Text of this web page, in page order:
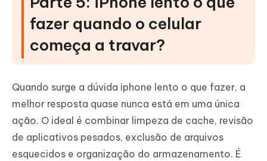
fazer quando o celular
começa a travar?
Quando surge a dúvida iphone lento o que fazer, a
melhor resposta quase nunca está em uma única
ação. O ideal é combinar limpeza de cache, revisão
de aplicativos pesados, exclusão de arquivos
esquecidos e organização do armazenamento. É